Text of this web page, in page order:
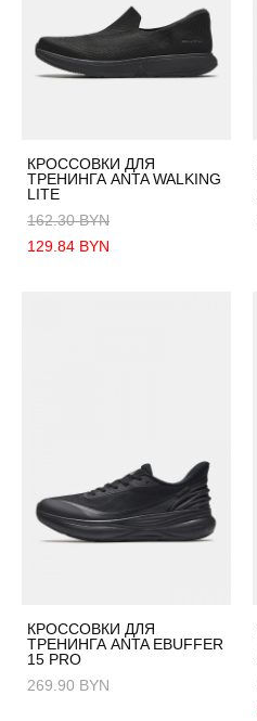
КРОССОВКИ ДЛЯ
ТРЕНИНГА ANTA WALKING
LITE
162.30 BYN
129.84 BYN
КРОССОВКИ ДЛЯ
ТРЕНИНГА ANTA EBUFFER
15 PRO
269.90 BYN